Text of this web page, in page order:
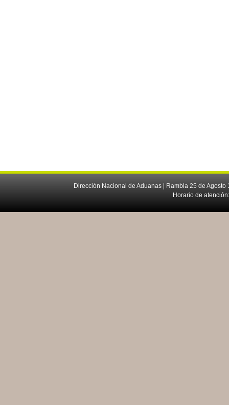
Dirección Nacional de Aduanas | Rambla 25 de
Horario de